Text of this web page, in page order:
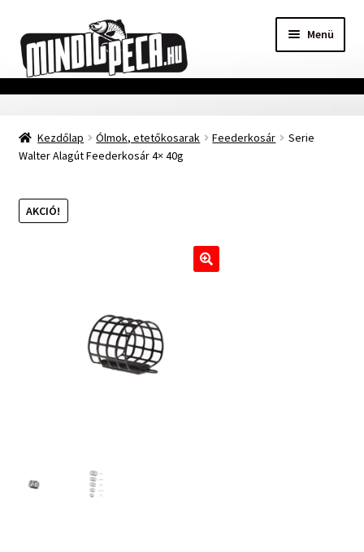
a
navigációhoz
a
tartalomba
Menü
Főoldal
Adatvédelmi nyilatkozat
Szállítási Információ
Mohosz Versenynaptár 2025
Kezdőlap Ólmok, etetőkosarak Feederkosár
Serie
Walter Alagút Feederkosár 4× 40g
AKCIÓ!